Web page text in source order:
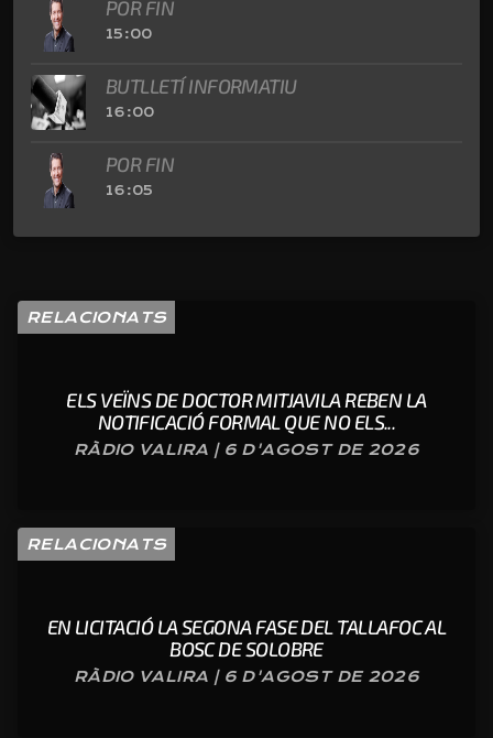
POR FIN
15:00
BUTLLETÍ INFORMATIU
16:00
POR FIN
16:05
RELACIONATS
ELS VEÏNS DE DOCTOR MITJAVILA REBEN LA
NOTIFICACIÓ FORMAL QUE NO ELS...
RÀDIO VALIRA | 6 D'AGOST DE 2026
RELACIONATS
EN LICITACIÓ LA SEGONA FASE DEL TALLAFOC AL
BOSC DE SOLOBRE
RÀDIO VALIRA | 6 D'AGOST DE 2026